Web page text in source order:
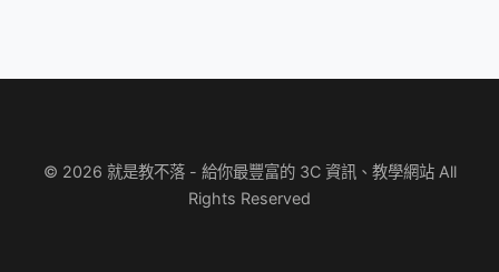
© 2026 就是教不落 - 給你最豐富的 3C 資訊、教學網站 All
Rights Reserved